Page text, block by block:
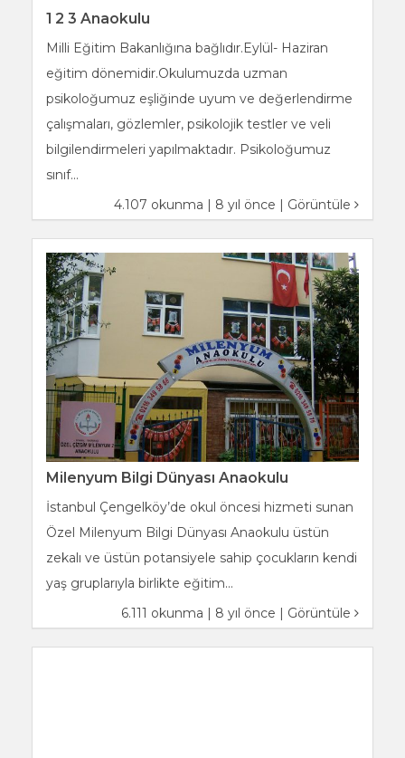
1 2 3 Anaokulu
Milli Eğitim Bakanlığına bağlıdır.Eylül- Haziran
eğitim dönemidir.Okulumuzda uzman
psikoloğumuz eşliğinde uyum ve değerlendirme
çalışmaları, gözlemler, psikolojik testler ve veli
bilgilendirmeleri yapılmaktadır. Psikoloğumuz
sınıf...
4.107 okunma | 8 yıl önce | Görüntüle
Milenyum Bilgi Dünyası Anaokulu
İstanbul Çengelköy’de okul öncesi hizmeti sunan
Özel Milenyum Bilgi Dünyası Anaokulu üstün
zekalı ve üstün potansiyele sahip çocukların kendi
yaş gruplarıyla birlikte eğitim...
6.111 okunma | 8 yıl önce | Görüntüle